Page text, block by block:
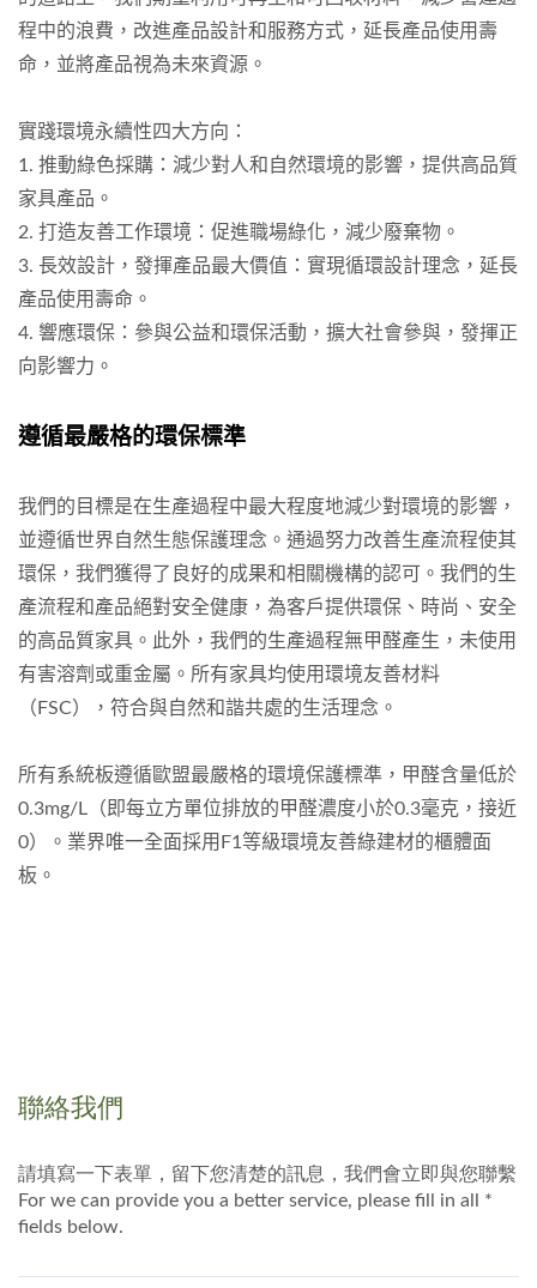
程中的浪費，改進產品設計和服務方式，延長產品使用壽
命，並將產品視為未來資源。
實踐環境永續性四大方向：
1. 推動綠色採購：減少對人和自然環境的影響，提供高品質
家具產品。
2. 打造友善工作環境：促進職場綠化，減少廢棄物。
3. 長效設計，發揮產品最大價值：實現循環設計理念，延長
產品使用壽命。
4. 響應環保：參與公益和環保活動，擴大社會參與，發揮正
向影響力。
遵循最嚴格的環保標準
我們的目標是在生產過程中最大程度地減少對環境的影響，
並遵循世界自然生態保護理念。通過努力改善生產流程使其
環保，我們獲得了良好的成果和相關機構的認可。我們的生
產流程和產品絕對安全健康，為客戶提供環保、時尚、安全
的高品質家具。此外，我們的生產過程無甲醛產生，未使用
有害溶劑或重金屬。所有家具均使用環境友善材料
（FSC），符合與自然和諧共處的生活理念。
所有系統板遵循歐盟最嚴格的環境保護標準，甲醛含量低於
0.3mg/L（即每立方單位排放的甲醛濃度小於0.3毫克，接近
0）。業界唯一全面採用F1等級環境友善綠建材的櫃體面
板。